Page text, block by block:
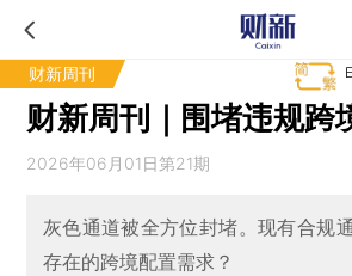
财新周刊
财新周刊｜围堵违规跨
2026年06月01日第21期
灰色通道被全方位封堵。现有合规
存在的跨境配置需求？